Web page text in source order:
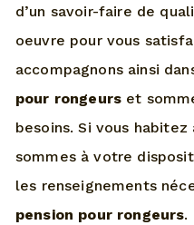
d’un savoir-faire de
oeuvre pour vous
accompagnons ainsi
pour rongeurs et
besoins. Si vous
sommes à votre
les renseignements
pension pour rongeurs.